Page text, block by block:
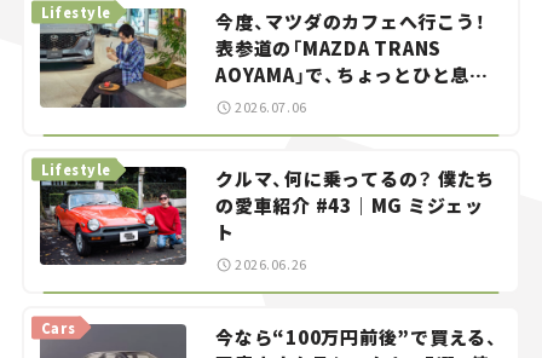
今度、マツダのカフェへ行こう！
表参道の「MAZDA TRANS
AOYAMA」で、ちょっとひと息。
——連載｜CCGとクルマでどうす
Lifestyle
2026.07.06
クルマ、何に乗ってるの？ 僕たち
の愛車紹介 #43｜MG ミジェッ
ト
Lifestyle
2026.06.26
今なら“100万円前後”で買える、
Cars